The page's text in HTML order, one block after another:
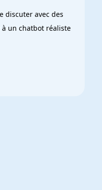
discuter avec des
un chatbot réaliste